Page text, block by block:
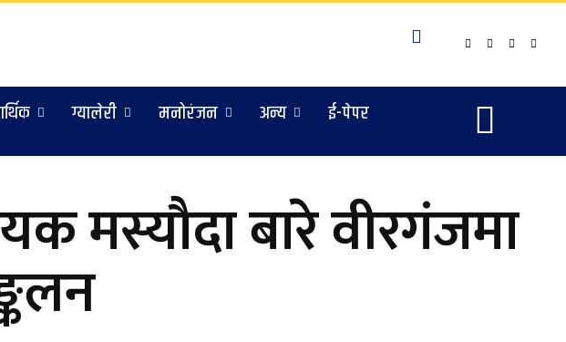
ग्यालेरी मनोरंजन अन्य ई-पेपर
मस्यौदा बारे वीरगंजमा